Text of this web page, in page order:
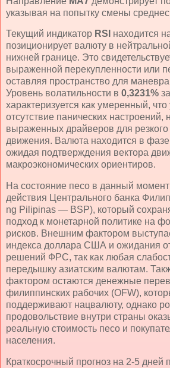
указывая на попытку смены
Текущий индикатор RSI находится
позиционирует валюту в
нижней границе. Это
выраженной перекупленности или
оставляя пространство для
Уровень волатильности в 0,3231%
характеризуется как умеренный, что
отсутствие панических настроений,
выраженных драйверов для резкого
движения. Валюта находится в
ожидая подтверждения вектора
макроэкономических ориентиров.
На состояние песо в данный
действия Центрального банка
ng Pilipinas — BSP), который
подход к монетарной политике на
рисков. Внешним фактором
индекса доллара США и ожидания
решений ФРС, так как любая
передышку азиатским валютам.
фактором остаются денежные
филиппинских рабочих (OFW),
поддерживают нацвалюту, однако
продовольствие внутри страны
реальную стоимость песо и
населения.
Краткосрочный прогноз на 2-5 дней